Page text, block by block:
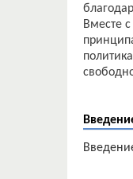
Вместе